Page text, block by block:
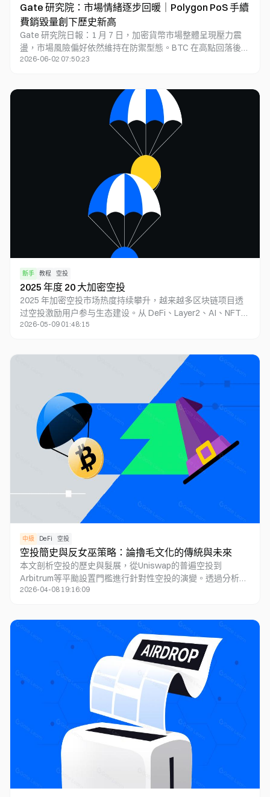
Gate 研究院：市場情緒逐步回暖｜Polygon PoS 手續
費銷毀量創下歷史新高
Gate 研究院日報：1 月 7 日，加密貨幣市場整體呈現壓力震
盪，市場風險偏好依然維持在防禦型態。BTC 在高點回落後進
入區間整理，短線動能雖有所放緩，但中期結構尚未遭到破
遊戲與 IP 共創敘事推動，走勢明顯強勁。從結構面來看，
Aave Horizon RWA 借貸規模創下新高、Polygon PoS 手續費
銷毀再創紀錄，以及 Solana 多項 2025 年核心指標屢創新
高，這些均成為當前市場的主要基本面亮點。不過，整體趨勢
能否持續，仍需仰賴市場情緒的穩定與進一步利多消息的落
2026-06-02 07:50:23
新手 教程 空投
2025 年度 20 大加密空投
2025 年加密空投市场热度持续攀升，越来越多区块链项目透
过空投激励用户参与生态建设。从 DeFi、Layer2、AI、NFT
到跨链基础设施，空投已成为 Web3 项目吸引早期用户、扩大
Berachain、Monad、Story Protocol 等，这些项目的融资背
景、核心赛道、潜在空投逻辑及参与方式，都是评估当前最具
潜力加密空投机会的重要指标。对于有意布局优质 Web3 项
目、寻求早期收益的投资者而言，提前参与测试网、跨链交
互、质押和社区活动，仍是取得高价值空投的关键策略。
2026-05-09 01:48:15
中級 DeFi 空投
空投簡史與反女巫策略：論擼毛文化的傳統與未來
本文剖析空投的歷史與髮展，從Uniswap的普遍空投到
Arbitrum等平颱設置門檻進行針對性空投的演變。透過分析反
女巫策略，指出在空投早期階段，空投賽道可視爲一種具有不
2026-04-08 19:16:09